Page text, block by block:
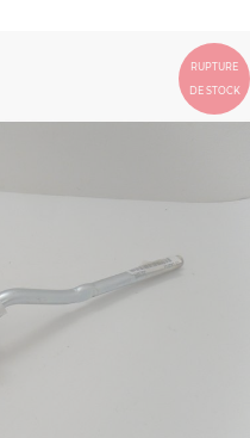
RUPTURE
DE STOCK